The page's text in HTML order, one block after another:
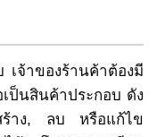
าของร้านค้าต้องมี
ป็นสินค้าประกอบ ดัง
สร้าง, ลบ หรือแก้ไข